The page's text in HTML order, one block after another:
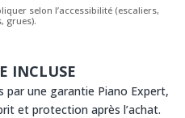
selon l’accessibilité (escaliers,
grues).
INCLUSE
une garantie Piano Expert,
et protection après l’achat.